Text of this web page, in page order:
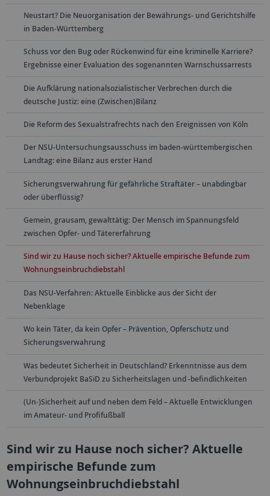
Neustart? Die Neuorganisation der Bewährungs- und Gerichtshilfe
in Baden-Württemberg
Schuss vor den Bug oder Rückenwind für eine kriminelle Karriere?
Ergebnisse einer Evaluation des sogenannten Warnschussarrests
Die Aufklärung nationalsozialistischer Verbrechen durch die
deutsche Justiz: eine (Zwischen)Bilanz
Die Reform des Sexualstrafrechts nach den Ereignissen von Köln
Der NSU-Untersuchungsausschuss im baden-württembergischen
Landtag: eine Bilanz aus erster Hand
Sicherungsverwahrung für gefährliche Straftäter – unabdingbar
oder überflüssig?
Gemein, grausam, gewalttätig: Der Mensch im Spannungsfeld
zwischen Opfer- und Tätererfahrung
Sind wir zu Hause noch sicher? Aktuelle empirische Befunde zum
Wohnungseinbruchdiebstahl
Das NSU-Verfahren: Aktuelle Einblicke aus der Sicht der
Nebenklage
Wo kein Täter, da kein Opfer – Prävention, Opferschutz und
Sicherungsverwahrung
Was bedeutet Sicherheit in Deutschland? Erkenntnisse aus dem
Verbundprojekt BaSiD zu Sicherheitslagen und -befindlichkeiten
(Un-)Sicherheit auf und neben dem Feld – Aktuelle Entwicklungen
im Amateur- und Profifußball
Sind wir zu Hause noch sicher? Aktuelle
empirische Befunde zum
Wohnungseinbruchdiebstahl